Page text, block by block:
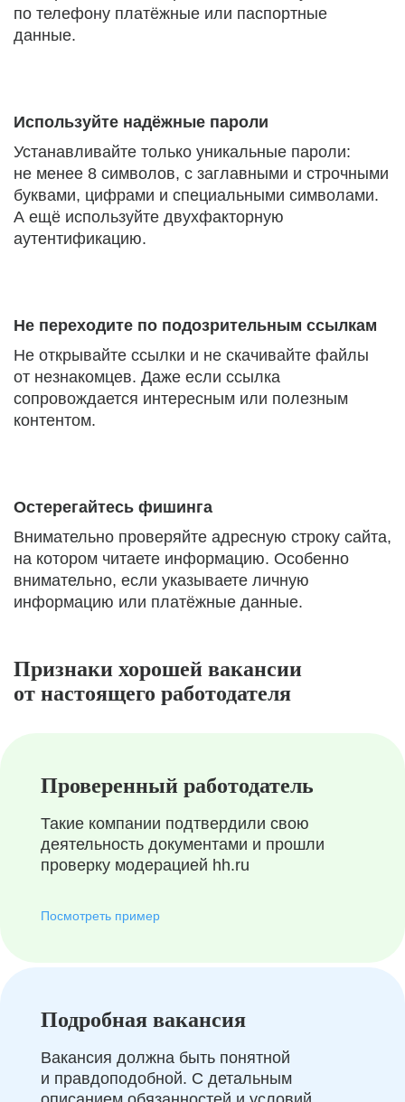
по телефону платёжные или паспортные
данные.
Используйте надёжные пароли
Устанавливайте только уникальные пароли:
не менее 8 символов, с заглавными и строчными
буквами, цифрами и специальными символами.
А ещё используйте двухфакторную
аутентификацию.
Не переходите по подозрительным ссылкам
Не открывайте ссылки и не скачивайте файлы
от незнакомцев. Даже если ссылка
сопровождается интересным или полезным
контентом.
Остерегайтесь фишинга
Внимательно проверяйте адресную строку сайта,
на котором читаете информацию. Особенно
внимательно, если указываете личную
информацию или платёжные данные.
Признаки хорошей вакансии
от настоящего работодателя
Проверенный работодатель
Такие компании подтвердили свою
деятельность документами и прошли
проверку модерацией hh.ru
Посмотреть пример
Подробная вакансия
Вакансия должна быть понятной
и правдоподобной. С детальным